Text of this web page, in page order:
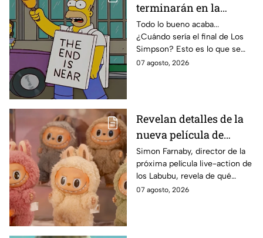
terminarán en la
temporada 40? Actriz
de Bart Simpson da
IMPACTANTE
declaración
Todo lo bueno acaba...
¿Cuándo sería el final de Los
Simpson? Esto es lo que se
sabe:
07 agosto, 2026
Revelan detalles de la
nueva película de
Labubu: de qué tratará
y cuándo se estrena
Simon Farnaby, director de la
próxima película live-action de
los Labubu, revela de qué
tratará la cinta. Aquí te
07 agosto, 2026